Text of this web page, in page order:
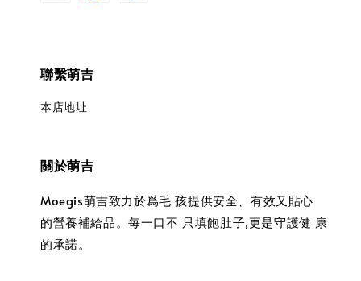
聯繫萌吉
本店地址
關於萌吉
Moegis萌吉致力於爲毛 孩提供安全、有效又貼心
的營養補給品。每一口不 只填飽肚子,更是守護健 康
的承諾。